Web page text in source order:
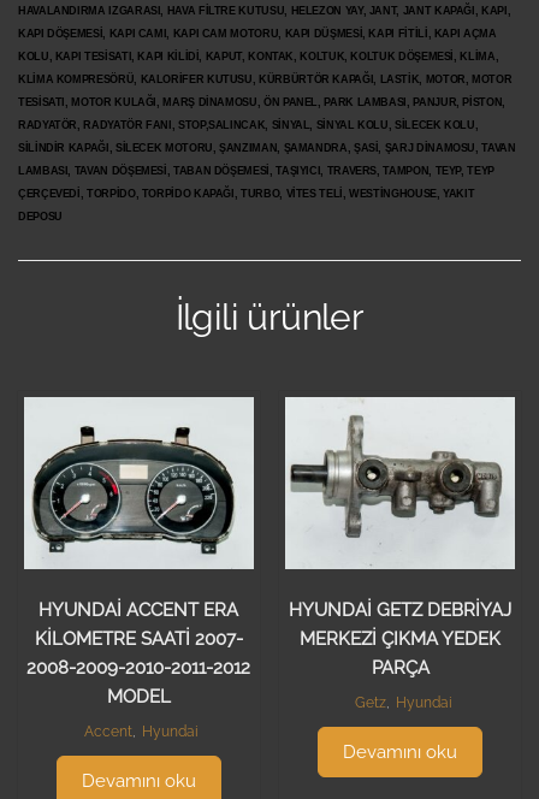
HAVALANDIRMA IZGARASI, HAVA FİLTRE KUTUSU, HELEZON YAY, JANT, JANT KAPAĞI, KAPI,
KAPI DÖŞEMESİ, KAPI CAMI, KAPI CAM MOTORU, KAPI DÜŞMESİ, KAPI FİTİLİ, KAPI AÇMA
KOLU, KAPI TESİSATI, KAPI KİLİDİ, KAPUT, KONTAK, KOLTUK, KOLTUK DÖŞEMESİ, KLİMA,
KLİMA KOMPRESÖRÜ, KALORİFER KUTUSU, KÜRBÜRTÖR KAPAĞI, LASTİK, MOTOR, MOTOR
TESİSATI, MOTOR KULAĞI, MARŞ DİNAMOSU, ÖN PANEL, PARK LAMBASI, PANJUR, PİSTON,
RADYATÖR, RADYATÖR FANI, STOP,SALINCAK, SİNYAL, SİNYAL KOLU, SİLECEK KOLU,
SİLİNDİR KAPAĞI, SİLECEK MOTORU, ŞANZIMAN, ŞAMANDRA, ŞASİ, ŞARJ DİNAMOSU, TAVAN
LAMBASI, TAVAN DÖŞEMESİ, TABAN DÖŞEMESİ, TAŞIYICI, TRAVERS, TAMPON, TEYP, TEYP
ÇERÇEVEDİ, TORPİDO, TORPİDO KAPAĞI, TURBO, VİTES TELİ, WESTİNGHOUSE, YAKIT
DEPOSU
İlgili ürünler
HYUNDAİ ACCENT ERA
KİLOMETRE SAATİ 2007-
2008-2009-2010-2011-2012
MODEL
Accent Hyundai
Devamını oku
HYUNDAİ GETZ DEBRİYAJ
MERKEZİ ÇIKMA YEDEK
PARÇA
Getz, Hyundai
Devamını oku